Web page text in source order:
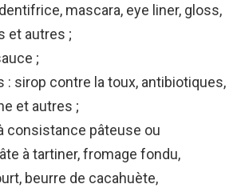
mascara, eye liner, gloss,
et autres ;
;
: sirop contre la toux, antibiotiques,
et autres ;
consistance pâteuse ou
à tartiner, fromage fondu,
beurre de cacahuète,